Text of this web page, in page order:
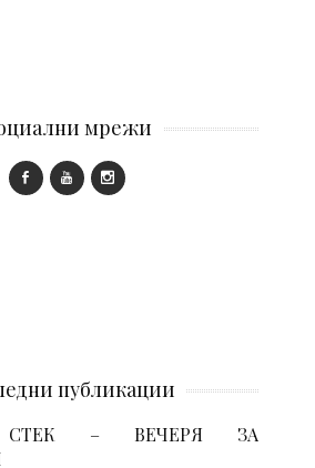
мрежи
публикации
СТЕК – ВЕЧЕРЯ ЗА